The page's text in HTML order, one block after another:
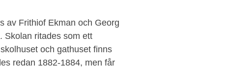
av Frithiof Ekman och Georg
Skolan ritades som ett
och gathuset finns
redan 1882-1884, men får